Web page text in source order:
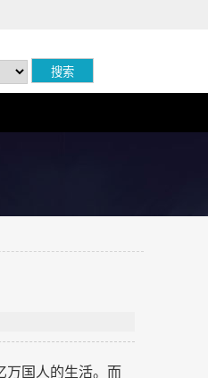
万国人的生活。而